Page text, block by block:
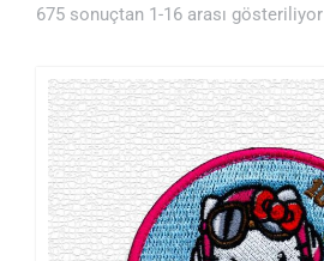
675 sonuçtan 1-16 arası gösteriliyor